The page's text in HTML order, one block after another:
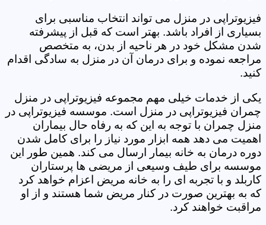
فیزیوتراپی در منزل می تواند انتخاب مناسبی برای
بسیاری از افراد باشد. بهتر است که قبل از پیشرفته
شدن مشکل خود در هر ناحیه از بدن، به متخصص
مراجعه نموده و برای درمان آن در منزل به سادگی اقدام
کنید.
یکی از خدمات خیلی مهم مجموعه فیزیوتراپی در منزل
چمران فیزیوتراپی در منزل است. موسسه فیزیوتراپی در
منزل چمران با توجه به این که به رفاه حال بیماران
اهمیت می دهد همه ابزار مورد نیاز را برای کامل شدن
دوره درمان به خانه بیمار ارسال می کند. همین طور این
موسسه برای طیف وسیعی از مریضی ها پرستاران
کاربلد و با تجربه ای را به خانه مریض اعزام خواهد کرد
که به بهترین صورت در کنار مریض شما هستند و از او
مراقبت خواهند کرد.